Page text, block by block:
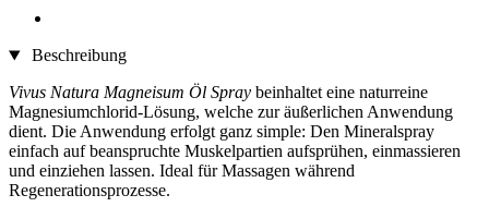
Beschreibung
Vivus Natura Magneisum Öl Spray beinhaltet eine naturreine
Magnesiumchlorid-Lösung, welche zur äußerlichen Anwendung
dient. Die Anwendung erfolgt ganz simple: Den Mineralspray
einfach auf beanspruchte Muskelpartien aufsprühen, einmassieren
und einziehen lassen. Ideal für Massagen während
Regenerationsprozesse.